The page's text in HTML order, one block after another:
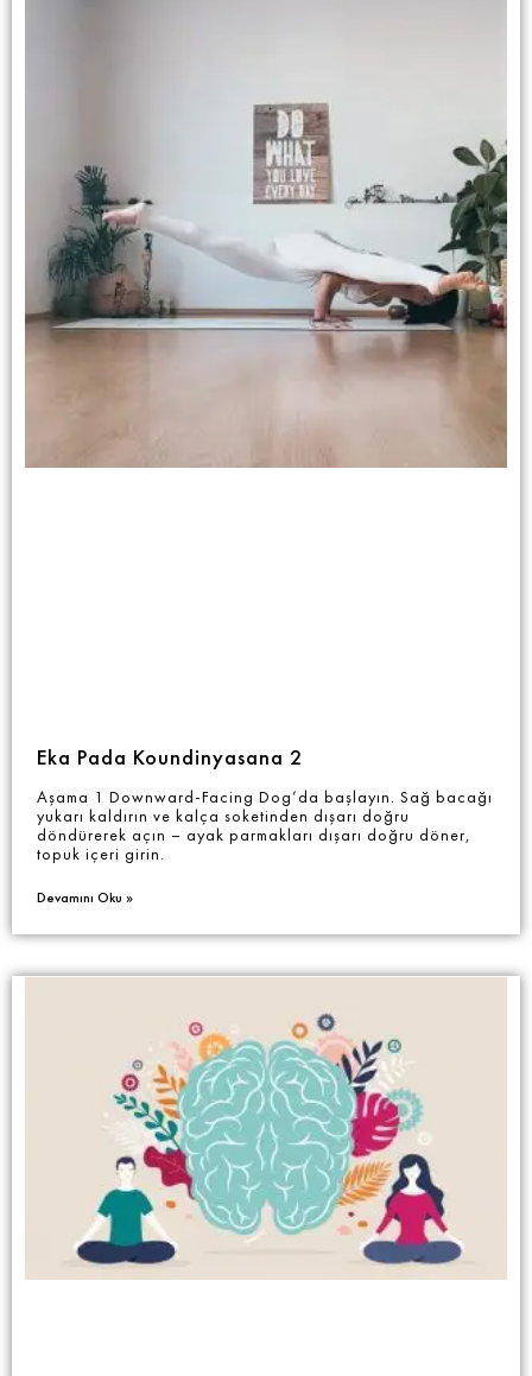
Eka Pada Koundinyasana 2
Aşama 1 Downward-Facing Dog’da başlayın. Sağ bacağı
yukarı kaldırın ve kalça soketinden dışarı doğru
döndürerek açın – ayak parmakları dışarı doğru döner,
topuk içeri girin.
Devamını Oku »